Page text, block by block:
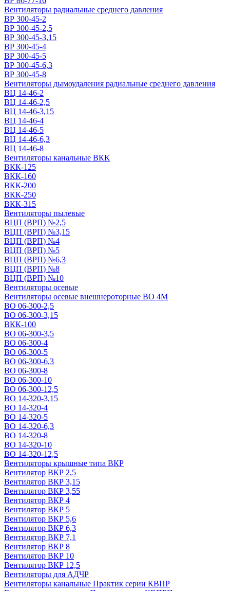
Вентиляторы радиальные среднего давления
ВР 300-45-2
ВР 300-45-2,5
ВР 300-45-3,15
ВР 300-45-4
ВР 300-45-5
ВР 300-45-6,3
ВР 300-45-8
Вентиляторы дымоудаления радиальные среднего давления
ВЦ 14-46-2
ВЦ 14-46-2,5
ВЦ 14-46-3,15
ВЦ 14-46-4
ВЦ 14-46-5
ВЦ 14-46-6,3
ВЦ 14-46-8
Вентиляторы канальные ВКК
ВКК-125
ВКК-160
ВКК-200
ВКК-250
ВКК-315
Вентиляторы пылевые
ВЦП (ВРП) №2,5
ВЦП (ВРП) №3,15
ВЦП (ВРП) №4
ВЦП (ВРП) №5
ВЦП (ВРП) №6,3
ВЦП (ВРП) №8
ВЦП (ВРП) №10
Вентиляторы осевые
Вентиляторы осевые внешнероторные ВО 4М
ВО 06-300-2,5
ВО 06-300-3,15
ВКК-100
ВО 06-300-3,5
ВО 06-300-4
ВО 06-300-5
ВО 06-300-6,3
ВО 06-300-8
ВО 06-300-10
ВО 06-300-12,5
ВО 14-320-3,15
ВО 14-320-4
ВО 14-320-5
ВО 14-320-6,3
ВО 14-320-8
ВО 14-320-10
ВО 14-320-12,5
Вентиляторы крышные типа ВКР
Вентилятор ВКР 2,5
Вентилятор ВКР 3,15
Вентилятор ВКР 3,55
Вентилятор ВКР 4
Вентилятор ВКР 5
Вентилятор ВКР 5,6
Вентилятор ВКР 6,3
Вентилятор ВКР 7,1
Вентилятор ВКР 8
Вентилятор ВКР 10
Вентилятор ВКР 12,5
Вентиляторы для АДЧР
Вентиляторы канальные Практик серии КВПР